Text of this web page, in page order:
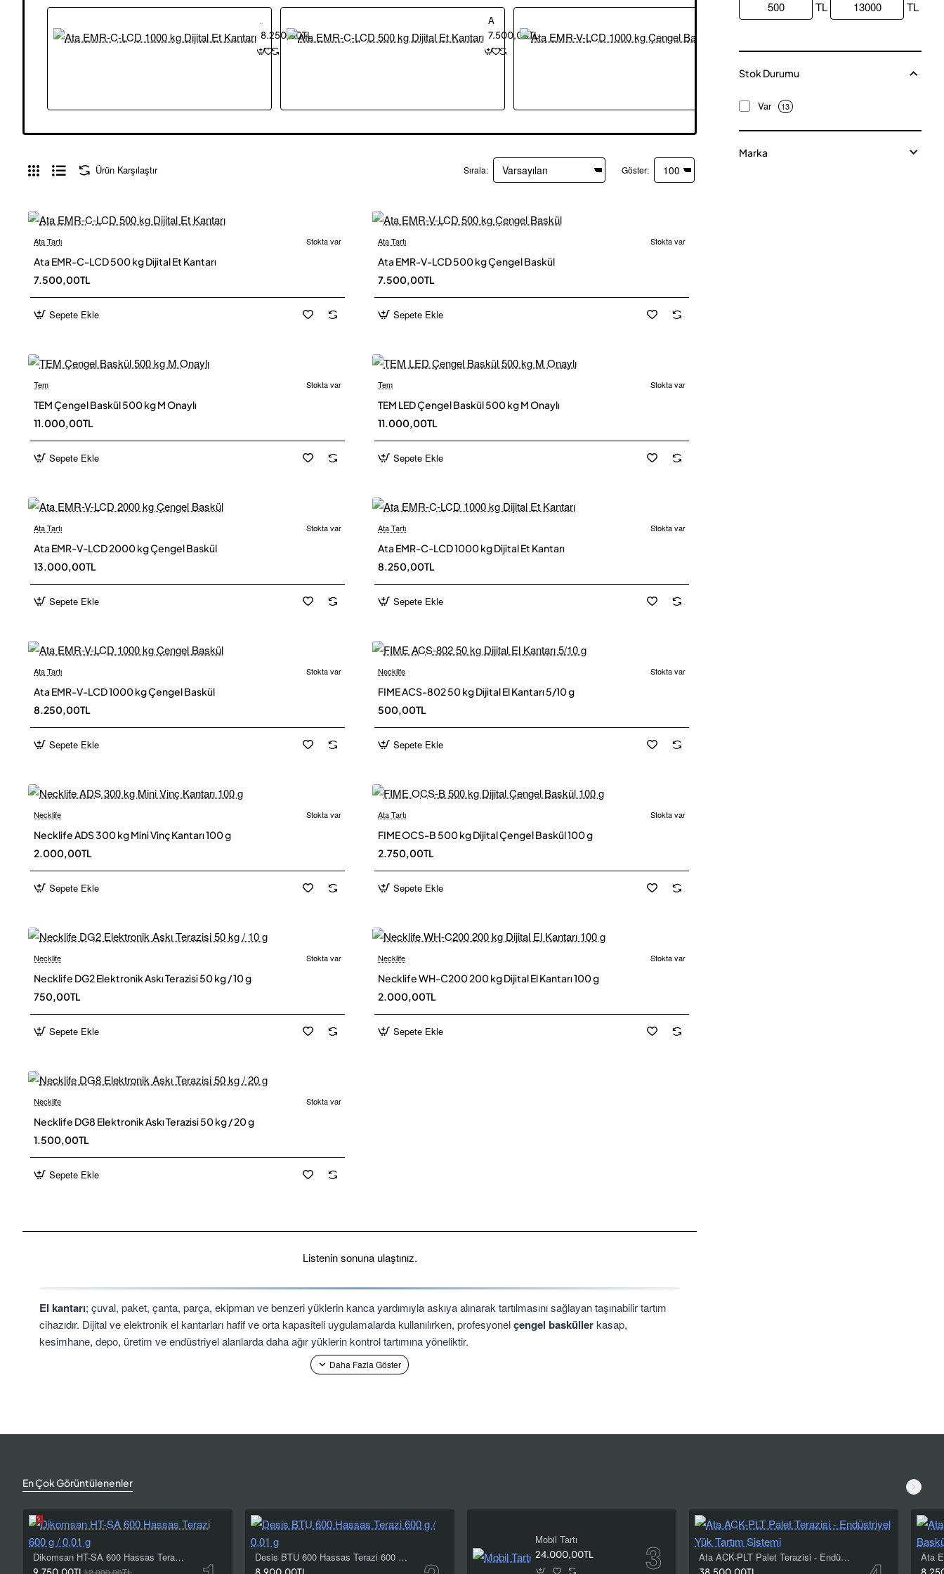
8.250,00TL 7.500,00TL
Ürün Karşılaştır Sırala: Göster:
Ücretsiz Kargo
Ata Tartı Stokta var
Ata EMR-C-LCD 500 kg Dijital Et Kantarı
7.500,00TL
Sepete Ekle
Ücretsiz Kargo
Ata Tartı Stokta var
Ata EMR-V-LCD 500 kg Çengel Baskül
7.500,00TL
Sepete Ekle
Ücretsiz Kargo
Tem Stokta var
TEM Çengel Baskül 500 kg M Onaylı
11.000,00TL
Sepete Ekle
Ücretsiz Kargo
Tem Stokta var
TEM LED Çengel Baskül 500 kg M Onaylı
11.000,00TL
Sepete Ekle
Ücretsiz Kargo
Ata Tartı Stokta var
Ata EMR-V-LCD 2000 kg Çengel Baskül
13.000,00TL
Sepete Ekle
Ücretsiz Kargo
Ata Tartı Stokta var
Ata EMR-C-LCD 1000 kg Dijital Et Kantarı
8.250,00TL
Sepete Ekle
Ücretsiz Kargo
Ata Tartı Stokta var
Ata EMR-V-LCD 1000 kg Çengel Baskül
8.250,00TL
Sepete Ekle
Yeni
Necklife Stokta var
FIME ACS-802 50 kg Dijital El Kantarı 5/10 g
500,00TL
Sepete Ekle
Yeni
Necklife Stokta var
Necklife ADS 300 kg Mini Vinç Kantarı 100 g
2.000,00TL
Sepete Ekle
Yeni
Ata Tartı Stokta var
FIME OCS-B 500 kg Dijital Çengel Baskül 100 g
2.750,00TL
Sepete Ekle
Necklife Stokta var
Necklife DG2 Elektronik Askı Terazisi 50 kg / 10 g
750,00TL
Sepete Ekle
Yeni
Necklife Stokta var
Necklife WH-C200 200 kg Dijital El Kantarı 100 g
2.000,00TL
Sepete Ekle
Necklife Stokta var
Necklife DG8 Elektronik Askı Terazisi 50 kg / 20 g
1.500,00TL
Sepete Ekle
Listenin sonuna ulaştınız.
El kantarı; çuval, paket, çanta, parça, ekipman ve benzeri yüklerin kanca yardımıyla askıya alınarak tartılmasını sağlayan taşınabilir tartım
cihazıdır. Dijital ve elektronik el kantarları hafif ve orta kapasiteli uygulamalarda kullanılırken, profesyonelçengel basküllerkasap,
kesimhane, depo, üretim ve endüstriyel alanlarda daha ağır yüklerin kontrol tartımına yöneliktir.
El kantarı ve çengel baskül, yükü bir platform üzerine koymak yerine askıya alarak tartma prensibiyle çalışır. Ancak cihazların gövde yapısı,
kapasitesi, kancası ve hedef kullanım alanı aynı değildir. Kompakt el kantarları elde taşınabilen yüklerde pratiklik sağlarken, çengel basküller
daha ağır yüklerin sabit ve güvenilir bir askı noktasında kontrol edilmesine yöneliktir.
Mekanik El Kantarları
TL TL
Stok Durumu
Var 13
Marka
En Çok Görüntülenenler
Dikomsan HT-SA 600 Hassas Terazi 600 g / 0,01 g Desis BTU 600 Hassas Terazi 600 g / 0,01 g
Mobil Tartı
24.000,00TL Ata ACK-PLT Palet Terazisi - Endüstriyel Yük Tartım Sistemi